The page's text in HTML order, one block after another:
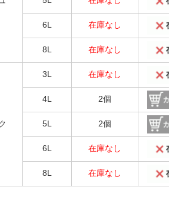
6L 在庫なし
8L 在庫なし
3L 在庫なし
4L 2個
5L 2個
6L 在庫なし
8L 在庫なし